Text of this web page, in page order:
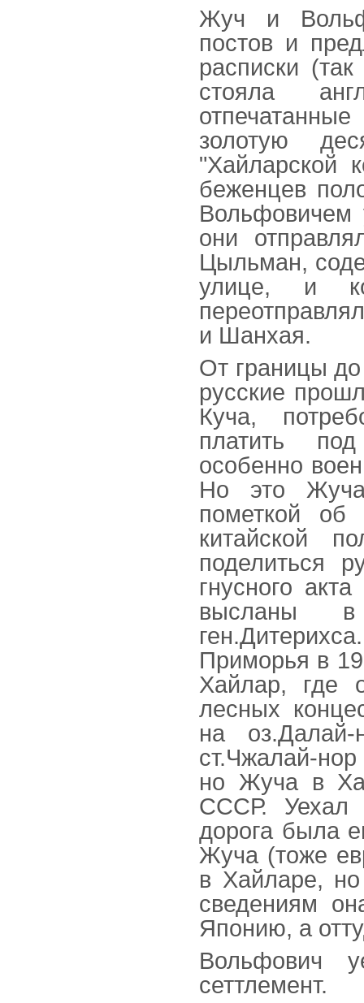
Жуч и
постов и
расписки
стояла
золотую
"Хайларской
беженцев
Вольфовичем
они
Цыльман,
улице, и
и Шанхая.
От границы
русские
Куча,
платить
особенно
Но это
пометкой об
китайской
поделиться
гнусного
высланы
Приморья в
Хайлар, где
лесных
на
ст.Чжалай-
но Жуча в
СССР. Уехал
дорога была
Жуча (тоже
в Хайларе,
сведениям
Японию, а
Вольфович
сеттлемент.